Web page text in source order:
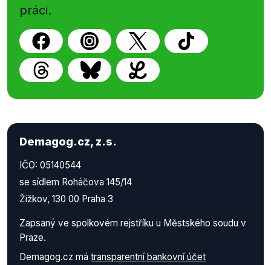
práci.
Demagog.cz, z.s.
IČO: 05140544
se sídlem Roháčova 145/14
Žižkov, 130 00 Praha 3
Zapsaný ve spolkovém rejstříku u Městského soudu v
Praze.
Demagog.cz má transparentní bankovní účet